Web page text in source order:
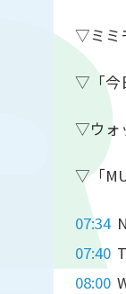
▽ミミ
▽「今
▽ウォ
▽「
07:34
07:40
08:00